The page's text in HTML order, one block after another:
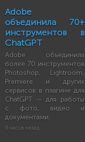
Adobe
объединила 70+
инструментов в
ChatGPT
Adobe объединила
более 70 инструментов
Photoshop, Lightroom,
Premiere и других
сервисов в плагине для
ChatGPT — для работы
с фото, видео и
документами.
8 часов назад